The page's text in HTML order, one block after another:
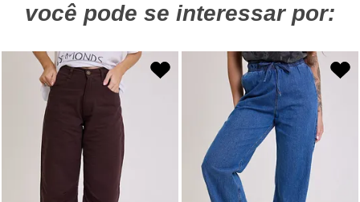
você pode se interessar por: